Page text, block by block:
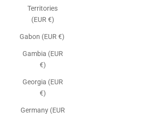
Territories
(EUR €)
Gabon (EUR €)
Gambia (EUR
€)
Georgia (EUR
€)
Germany (EUR